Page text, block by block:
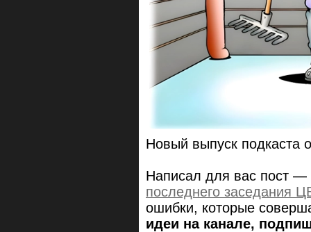
Новый выпуск подкаста
Написал для вас пост —
последнего заседания
ошибки, которые
идеи на канале,